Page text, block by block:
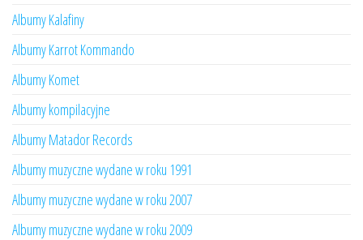
Albumy Kalafiny
Albumy Karrot Kommando
Albumy Komet
Albumy kompilacyjne
Albumy Matador Records
Albumy muzyczne wydane w roku 1991
Albumy muzyczne wydane w roku 2007
Albumy muzyczne wydane w roku 2009